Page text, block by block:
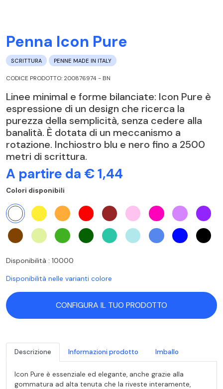
Penna Icon Pure
SCRITTURA PENNE MADE IN ITALY
CODICE PRODOTTO: 200876974 - BN
Linee minimal e forme bilanciate: Icon Pure è
espressione di un design che ricerca la
purezza della semplicità, senza cedere alla
banalità. È dotata di un meccanismo a
rotazione. Inchiostro blu e nero fino a 2500
metri di scrittura.
A partire da € 1,44
Colori disponibili
Disponibilità : 10000
Disponibilità nelle varianti colore
CONFIGURA IL TUO PRODOTTO
Descrizione Informazioni prodotto Imballo
Icon Pure è essenziale ed elegante, anche grazie alla
gommatura ad alta tenuta che la riveste interamente,